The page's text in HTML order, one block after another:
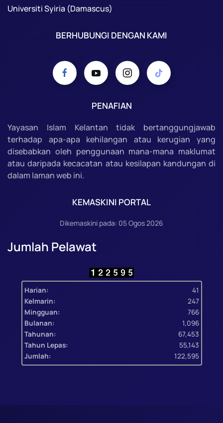
Universiti Syiria (Damascus)
BERHUBUNGI DENGAN KAMI
PENAFIAN
Yayasan Islam Kelantan tidak bertanggungjawab
terhadap apa-apa kehilangan atau kerugian yang
disebabkan oleh penggunaan mana-mana maklumat
atau daripada kecacatan atau kesilapan kandungan di
dalam laman web ini.
KEMASKINI PORTAL
Dikemaskini pada: 05 Ogos 2026
Jumlah Pelawat
Harian:
41
Kelmarin:
247
Mingguan:
766
Bulanan:
1,096
Tahunan:
67,453
Tahun Lepas:
55,143
Jumlah:
122,595